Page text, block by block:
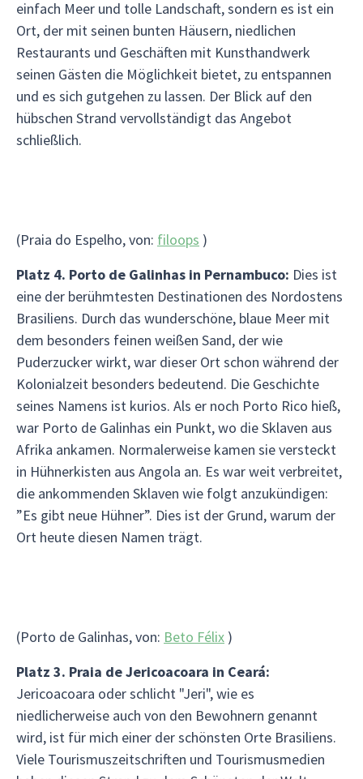
einfach Meer und tolle Landschaft, sondern es ist ein
Ort, der mit seinen bunten Häusern, niedlichen
Restaurants und Geschäften mit Kunsthandwerk
seinen Gästen die Möglichkeit bietet, zu entspannen
und es sich gutgehen zu lassen. Der Blick auf den
hübschen Strand vervollständigt das Angebot
schließlich.
(Praia do Espelho, von: filoops )
Platz 4. Porto de Galinhas in Pernambuco: Dies ist
eine der berühmtesten Destinationen des Nordostens
Brasiliens. Durch das wunderschöne, blaue Meer mit
dem besonders feinen weißen Sand, der wie
Puderzucker wirkt, war dieser Ort schon während der
Kolonialzeit besonders bedeutend. Die Geschichte
seines Namens ist kurios. Als er noch Porto Rico hieß,
war Porto de Galinhas ein Punkt, wo die Sklaven aus
Afrika ankamen. Normalerweise kamen sie versteckt
in Hühnerkisten aus Angola an. Es war weit verbreitet,
die ankommenden Sklaven wie folgt anzukündigen:
”Es gibt neue Hühner”. Dies ist der Grund, warum der
Ort heute diesen Namen trägt.
(Porto de Galinhas, von: Beto Félix )
Platz 3. Praia de Jericoacoara in Ceará:
Jericoacoara oder schlicht "Jeri", wie es
niedlicherweise auch von den Bewohnern genannt
wird, ist für mich einer der schönsten Orte Brasiliens.
Viele Tourismuszeitschriften und Tourismusmedien